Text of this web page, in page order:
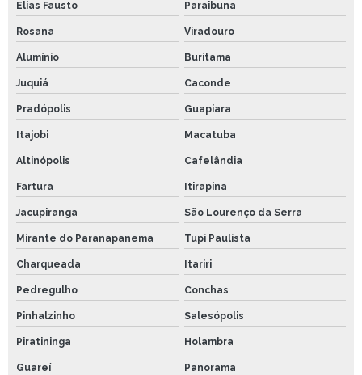
Elias Fausto Paraibuna
Rosana Viradouro
Alumínio Buritama
Juquiá Caconde
Pradópolis Guapiara
Itajobi Macatuba
Altinópolis Cafelândia
Fartura Itirapina
Jacupiranga São Lourenço da Serra
Mirante do Paranapanema Tupi Paulista
Charqueada Itariri
Pedregulho Conchas
Pinhalzinho Salesópolis
Piratininga Holambra
Guareí Panorama